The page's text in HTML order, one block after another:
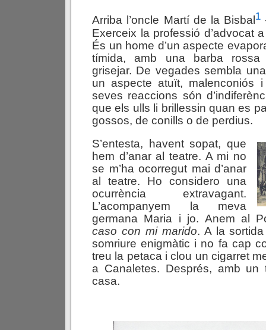
Arriba l’oncle Martí de la Bisbal 1
Exerceix la professió d’advocat
És un home d’un aspecte
tímida, amb una barba
grisejar. De vegades sembla
un aspecte atuït, malenconiós
seves reaccions són
que els ulls li brillessin quan es
gossos, de conills o de perdius.
S’entesta, havent sopat, que
hem d’anar al teatre. A mi no
se m’ha ocorregut mai d’anar
al teatre. Ho considero una
ocurrència extravagant.
L’acompanyem la meva
germana Maria i jo. Anem al
caso con mi marido. A la
somriure enigmàtic i no fa cap
treu la petaca i clou un cigarret
a Canaletes. Després, amb un
casa.